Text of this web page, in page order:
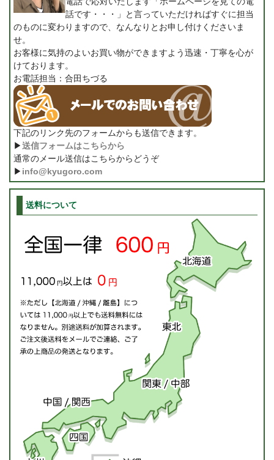
話です・・・」と言っていただければすぐに担当
のものに変わりますので、なんなりとお申し付けくださいま
せ。
お客様に気持のよいお買い物ができますよう迅速・丁寧を心が
けております。
お電話担当：合田ちづる
下記のリンク先のフォームからも送信できます。
▶送信フォームはこちらから
通常のメール送信はこちらからどうぞ
▶ info@kyugoro.com
送料について